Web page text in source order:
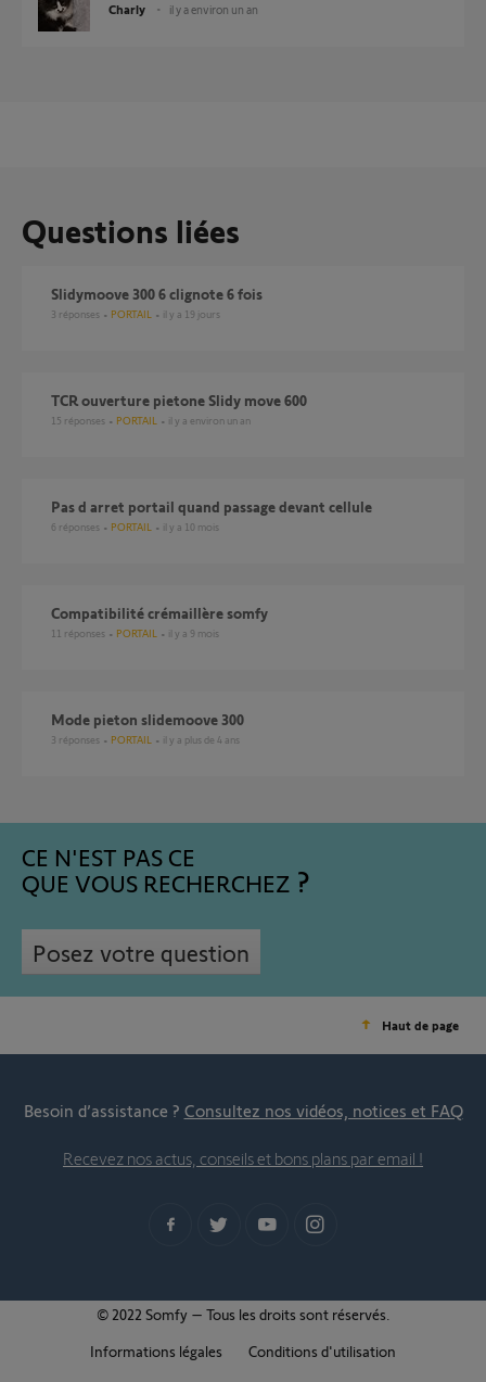
Charly il y a environ un an
Questions liées
slidymoove 300 6 clignote 6 fois
3 réponses PORTAIL il y a 19 jours
TCR ouverture pietone Slidy move 600
15 réponses PORTAIL il y a environ un an
Pas d arret portail quand passage devant cellule
6 réponses PORTAIL il y a 10 mois
Compatibilité crémaillère somfy
11 réponses PORTAIL il y a 9 mois
mode pieton slidemoove 300
3 réponses PORTAIL il y a plus de 4 ans
CE N'EST PAS CE
QUE VOUS RECHERCHEZ
Posez votre question
Haut de page
Besoin d’assistance ? Consultez nos vidéos, notices et FAQ
Recevez nos actus, conseils et bons plans par email !
© 2022 Somfy – Tous les droits sont réservés.
Informations légales
Conditions d'utilisation